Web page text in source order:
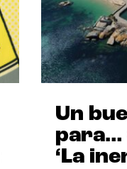
Un
para…
‘La